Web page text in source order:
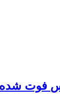
فوت شده